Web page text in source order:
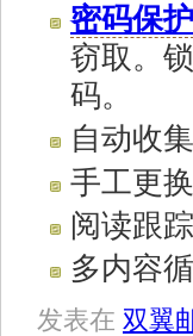
密码保护
窃取。
码。
自动收
手工更
阅读跟
多内容
发表在 双翼